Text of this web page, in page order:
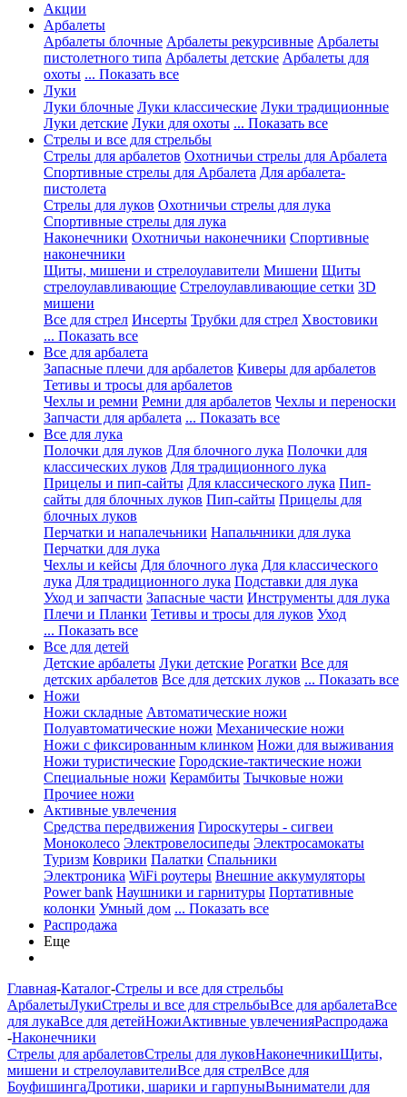
Акции
Арбалеты
Арбалеты блочные Арбалеты рекурсивные Арбалеты
пистолетного типа Арбалеты детские Арбалеты для
охоты ... Показать все
Луки
Луки блочные Луки классические Луки традиционные
Луки детские Луки для охоты ... Показать все
Стрелы и все для стрельбы
Стрелы для арбалетов Охотничьи стрелы для Арбалета
Спортивные стрелы для Арбалета Для арбалета-
пистолета
Стрелы для луков Охотничьи стрелы для лука
Спортивные стрелы для лука
Наконечники Охотничьи наконечники Спортивные
наконечники
Щиты, мишени и стрелоулавители Мишени Щиты
стрелоулавливающие Стрелоулавливающие сетки 3D
мишени
Все для стрел Инсерты Трубки для стрел Хвостовики
... Показать все
Все для арбалета
Запасные плечи для арбалетов Киверы для арбалетов
Тетивы и тросы для арбалетов
Чехлы и ремни Ремни для арбалетов Чехлы и переноски
Запчасти для арбалета ... Показать все
Все для лука
Полочки для луков Для блочного лука Полочки для
классических луков Для традиционного лука
Прицелы и пип-сайты Для классического лука Пип-
сайты для блочных луков Пип-сайты Прицелы для
блочных луков
Перчатки и напалечьники Напальчники для лука
Перчатки для лука
Чехлы и кейсы Для блочного лука Для классического
лука Для традиционного лука Подставки для лука
Уход и запчасти Запасные части Инструменты для лука
Плечи и Планки Тетивы и тросы для луков Уход
... Показать все
Все для детей
Детские арбалеты Луки детские Рогатки Все для
детских арбалетов Все для детских луков ... Показать все
Ножи
Ножи складные Автоматические ножи
Полуавтоматические ножи Механические ножи
Ножи с фиксированным клинком Ножи для выживания
Ножи туристические Городские-тактические ножи
Специальные ножи Керамбиты Тычковые ножи
Прочиее ножи
Активные увлечения
Средства передвижения Гироскутеры - сигвеи
Моноколесо Электровелосипеды Электросамокаты
Туризм Коврики Палатки Спальники
Электроника WiFi роутеры Внешние аккумуляторы
Power bank Наушники и гарнитуры Портативные
колонки Умный дом ... Показать все
Распродажа
Еще
Главная-Каталог-Стрелы и все для стрельбы
АрбалетыЛукиСтрелы и все для стрельбыВсе для арбалетаВсе
для лукаВсе для детейНожиАктивные увлеченияРаспродажа
-Наконечники
Стрелы для арбалетовСтрелы для луковНаконечникиЩиты,
мишени и стрелоулавителиВсе для стрелВсе для
БоуфишингаДротики, шарики и гарпуныВыниматели для